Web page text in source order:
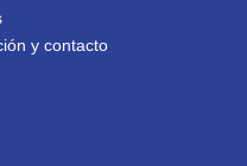
y contacto